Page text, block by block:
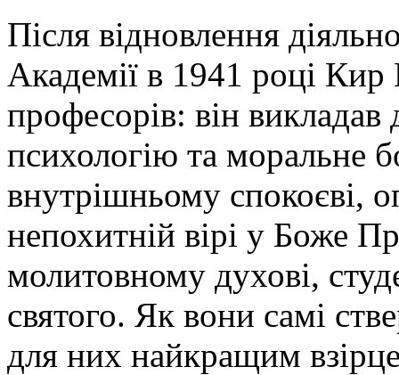
Після відновлення
Академії в 1941 році
професорів: він викладав
психологію та моральне
внутрішньому спокоєві,
непохитній вірі у Боже
молитовному духові,
святого. Як вони самі
для них найкращим